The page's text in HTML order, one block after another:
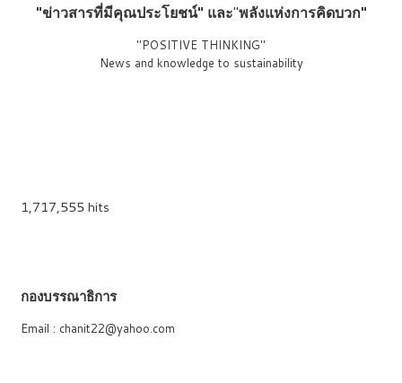
"ข่าวสารที่มีคุณประโยชน์" และ"พลังแห่งการคิดบวก"
"POSITIVE THINKING"
News and knowledge to sustainability
1,717,555 hits
กองบรรณาธิการ
Email : chanit22@yahoo.com